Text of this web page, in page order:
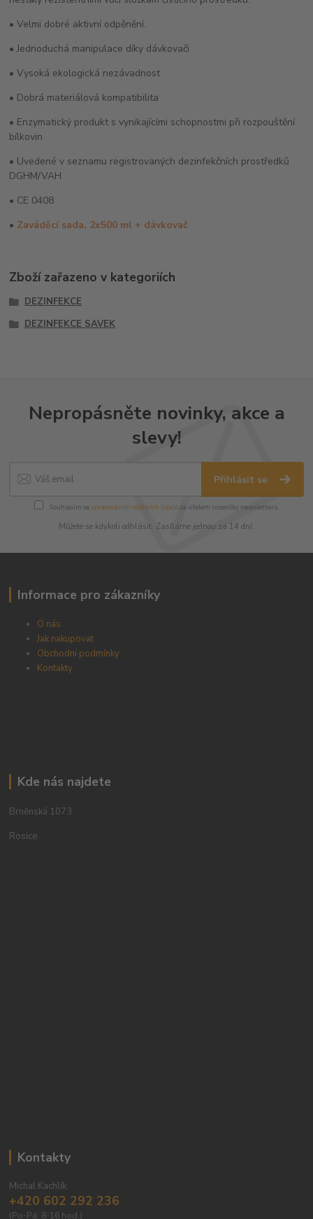
• Velmi dobré aktivní odpěnění.
• Jednoduchá manipulace díky dávkovači
• Vysoká ekologická nezávadnost
• Dobrá materiálová kompatibilita
• Enzymatický produkt s vynikajícími schopnostmi při rozpouštění
bílkovin
• Uvedené v seznamu registrovaných dezinfekčních prostředků
DGHM/VAH
• CE 0408
• Zaváděcí sada, 2x500 ml + dávkovač
Zboží zařazeno v kategoriích
DEZINFEKCE
DEZINFEKCE SAVEK
Nepropásněte novinky, akce a
slevy!
Přihlásit se
Souhlasím se zpracováním osobních údajůza účelem rozesílky newsletteru.
Můžete se kdykoli odhlásit. Zasíláme jednou za 14 dní.
Informace pro zákazníky
O nás
Jak nakupovat
Obchodní podmínky
Kontakty
Kde nás najdete
Brněnská 1073
Rosice
Kontakty
Michal Kachlík
+420 602 292 236
(Po-Pá, 8-16 hod.)